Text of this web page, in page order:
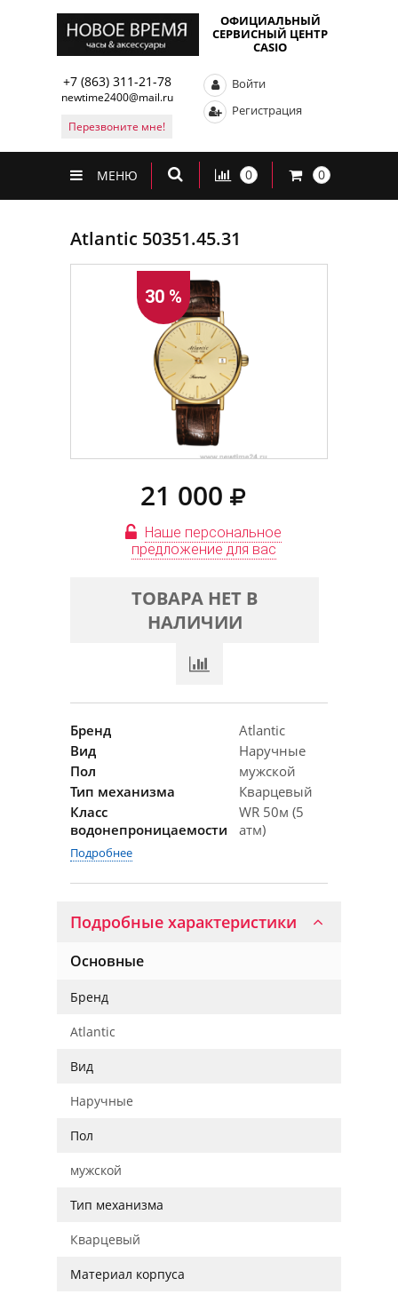
ОФИЦИАЛЬНЫЙ
СЕРВИСНЫЙ ЦЕНТР
CASIO
+7 (863) 311-21-78
newtime2400@mail.ru
Перезвоните мне!
Войти
Регистрация
МЕНЮ 0 0
Atlantic 50351.45.31
30 %
21 000
Наше персональное
предложение для вас
ТОВАРА НЕТ В
НАЛИЧИИ
Бренд
Atlantic
Вид
Наручные
Пол
мужской
Тип механизма
Кварцевый
Класс
водонепроницаемости
WR 50м (5
атм)
Подробнее
Подробные характеристики
Основные
Бренд
Atlantic
Вид
Наручные
Пол
мужской
Тип механизма
Кварцевый
Материал корпуса